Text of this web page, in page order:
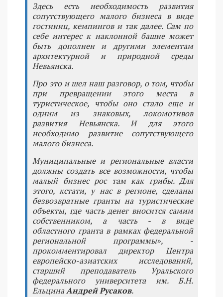
Здесь есть необходимость развития
сопутствующего малого бизнеса в виде
гостиниц, кемпингов и так далее. Сам по
себе интерес к наклонной башне может
быть дополнен и другими элементам
архитектурной и природной среды
Невьянска.
Про это и шел наш разговор, о том, чтобы
при превращении этого места в
туристическое, чтобы оно стало еще и
одним из знаковых, локомотивов
развития Невьянска. И для этого
необходимо развитие сопутствующего
малого бизнеса.
Муниципальные и региональные власти
должны создать все возможности, чтобы
малый бизнес рос там как грибы. Для
этого, кстати, у нас в регионе, сделаны
безвозвратные гранты на туристические
объекты, где часть денег вносится самим
собственником, а часть - в виде
областного гранта в рамках федеральной
региональной программы», -
прокомментировал директор Центра
европейско-азиатских исследований,
старший преподаватель Уральского
федерального университета им. Б.Н.
ЕльцинаАндрей Русаков.